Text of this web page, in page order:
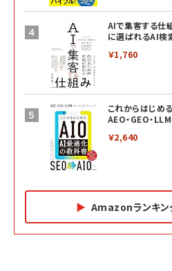
AIで集客する仕
に選ばれるAI検
￥1,760
これからはじ
AEO・GEO・
￥2,640
Amazonランキン